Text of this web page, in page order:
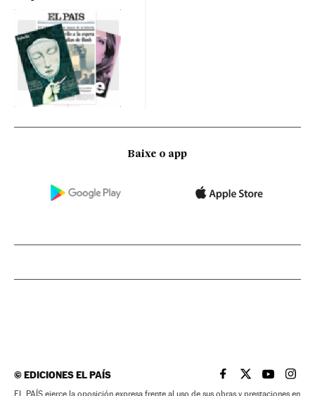
Baixe o app
©EDICIONES EL PAÍS EL PAÍS BRASIL EN
EL PAÍSEL PAÍS
EL